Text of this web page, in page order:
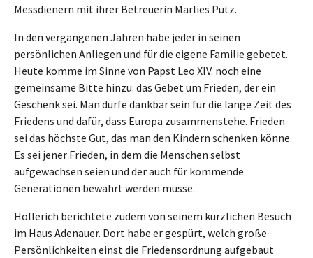
Messdienern mit ihrer Betreuerin Marlies Pütz.
In den vergangenen Jahren habe jeder in seinen
persönlichen Anliegen und für die eigene Familie gebetet.
Heute komme im Sinne von Papst Leo XIV. noch eine
gemeinsame Bitte hinzu: das Gebet um Frieden, der ein
Geschenk sei. Man dürfe dankbar sein für die lange Zeit des
Friedens und dafür, dass Europa zusammenstehe. Frieden
sei das höchste Gut, das man den Kindern schenken könne.
Es sei jener Frieden, in dem die Menschen selbst
aufgewachsen seien und der auch für kommende
Generationen bewahrt werden müsse.
Hollerich berichtete zudem von seinem kürzlichen Besuch
im Haus Adenauer. Dort habe er gespürt, welch große
Persönlichkeiten einst die Friedensordnung aufgebaut